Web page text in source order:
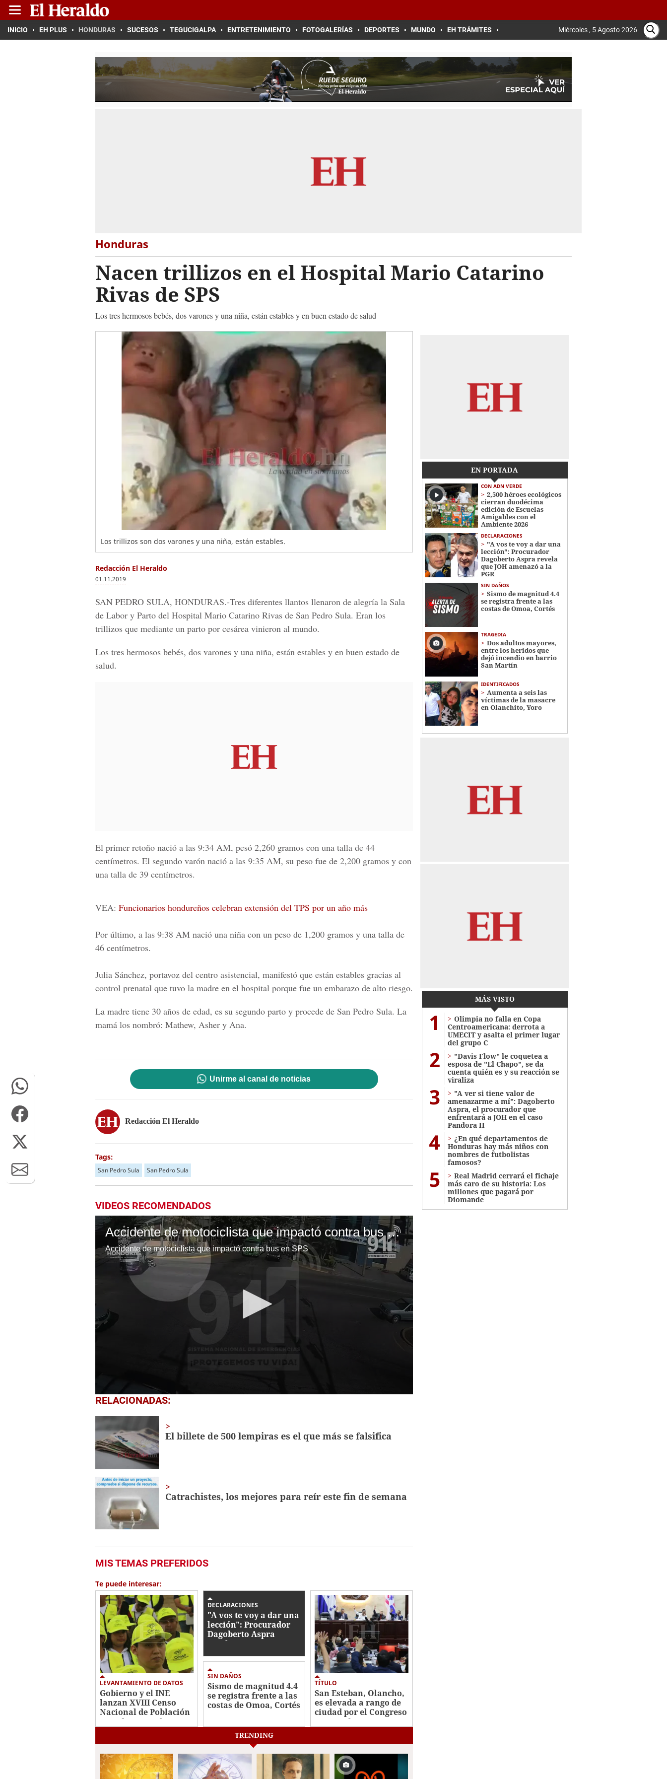
INICIO EH PLUS HONDURAS SUCESOS TEGUCIGALPA ENTRETENIMIENTO FOTOGALERÍAS DEPORTES MUNDO EH TRÁMITES Miércoles , 5 Agosto 2026
Honduras
Nacen trillizos en el Hospital Mario Catarino
Rivas de SPS
Los tres hermosos bebés, dos varones y una niña, están estables y en buen estado de salud
Los trillizos son dos varones y una niña, están estables.
Redacción El Heraldo
01.11.2019
SAN PEDRO SULA, HONDURAS.-Tres diferentes llantos llenaron de alegría la Sala
de Labor y Parto del Hospital Mario Catarino Rivas de San Pedro Sula. Eran los
trillizos que mediante un parto por cesárea vinieron al mundo.
Los tres hermosos bebés, dos varones y una niña, están estables y en buen estado de
salud.
El primer retoño nació a las 9:34 AM, pesó 2,260 gramos con una talla de 44
centímetros. El segundo varón nació a las 9:35 AM, su peso fue de 2,200 gramos y con
una talla de 39 centímetros.
VEA: Funcionarios hondureños celebran extensión del TPS por un año más
Por último, a las 9:38 AM nació una niña con un peso de 1,200 gramos y una talla de
46 centímetros.
Julia Sánchez, portavoz del centro asistencial, manifestó que están estables gracias al
control prenatal que tuvo la madre en el hospital porque fue un embarazo de alto riesgo.
La madre tiene 30 años de edad, es su segundo parto y procede de San Pedro Sula. La
mamá los nombró: Mathew, Asher y Ana.
Unirme al canal de noticias
Redacción El Heraldo
Tags:
San Pedro Sula San Pedro Sula
VIDEOS RECOMENDADOS
Accidente de motociclista que impactó contra bus en SPS
Accidente de motociclista que impactó contra bus en SPS
0
seconds
42
secondsVolume
0%
RELACIONADAS:
El billete de 500 lempiras es el que más se falsifica
Catrachistes, los mejores para reír este fin de semana
MIS TEMAS PREFERIDOS
Te puede interesar:
LEVANTAMIENTO DE DATOS
Gobierno y el INE
lanzan XVIII Censo
Nacional de Población
y VII de Vivienda 2026
DECLARACIONES
"A vos te voy a dar una
lección": Procurador
Dagoberto Aspra
revela que JOH
SIN DAÑOS
Sismo de magnitud 4.4
se registra frente a las
costas de Omoa, Cortés
TÍTULO
San Esteban, Olancho,
es elevada a rango de
ciudad por el Congreso
Nacional
EN PORTADA
CON ADN VERDE
2,500 héroes ecológicos
cierran duodécima
edición de Escuelas
Amigables con el
Ambiente 2026
DECLARACIONES
"A vos te voy a dar una
lección": Procurador
Dagoberto Aspra revela
que JOH amenazó a la
PGR
SIN DAÑOS
Sismo de magnitud 4.4
se registra frente a las
costas de Omoa, Cortés
TRAGEDIA
Dos adultos mayores,
entre los heridos que
dejó incendio en barrio
San Martín
IDENTIFICADOS
Aumenta a seis las
víctimas de la masacre
en Olanchito, Yoro
MÁS VISTO
1
Olimpia no falla en Copa
Centroamericana: derrota a
UMECIT y asalta el primer lugar
del grupo C
2
"Davis Flow" le coquetea a
esposa de "El Chapo", se da
cuenta quién es y su reacción se
viraliza
3
"A ver si tiene valor de
amenazarme a mí": Dagoberto
Aspra, el procurador que
enfrentará a JOH en el caso
Pandora II
4
¿En qué departamentos de
Honduras hay más niños con
nombres de futbolistas
famosos?
5
Real Madrid cerrará el fichaje
más caro de su historia: Los
millones que pagará por
Diomande
TRENDING